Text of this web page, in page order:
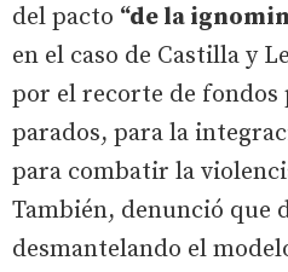
del pacto “de la
en el caso de Castilla y
por el recorte de fondos
parados, para la
para combatir la
También, denunció que
desmantelando el